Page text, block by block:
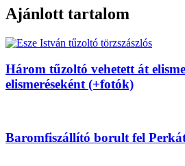
Ajánlott tartalom
Három tűzoltó vehetett át
elismeréseként (+fotók)
Baromfiszállító borult fel